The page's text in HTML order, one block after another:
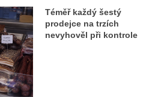
Téměř každý šestý
prodejce na trzích
nevyhověl při kontrole